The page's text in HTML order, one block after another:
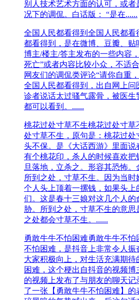
别人技术艺术方面的认可，或
况下的调侃。白话版： “是在......
全国人民都看得到 全国人民都看
都看得到，是在微博、豆瓣、贴
博主/楼主/答主发布的一些内容
死亡”或者内容比较小众，不适
网友们的调侃类评论“请你自重
全国人民都看得到，出自网上问
诊者说话太过骚气露骨，被医生
都可以看到。......
桃花过处寸草不生桃花过处寸草
处寸草不生，原句是：桃花过处
头不保。是《大话西游》里面说
有个桃花印，杀人的时候喜欢把
旦落地，立杀之。形容其恐怖。
所到之处，寸草不生。因为当
个人头上顶着一摞钱，如果头上
们。这是春十三娘对这几个人
胁。所到之处，寸草不生的意思
之处都会寸草不生。......
勇敢牛牛不怕困难勇敢牛牛不
不怕困难，是抖音上非常令人振
大家积极向上，对生活充满期
困难，这个梗出自抖音的视频博
的视频上发布了与朋友的聊天
了一张【勇敢牛牛不怕困难】